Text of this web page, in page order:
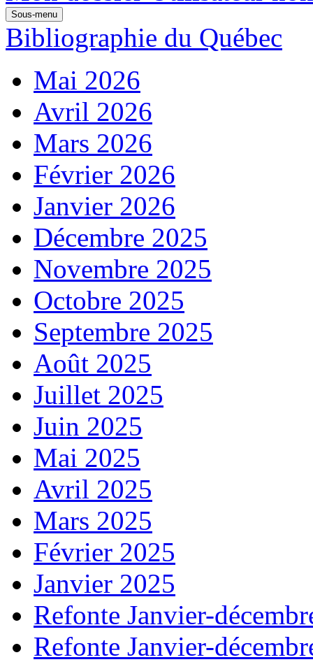
Sous-menu
Bibliographie du Québec
Mai 2026
Avril 2026
Mars 2026
Février 2026
Janvier 2026
Décembre 2025
Novembre 2025
Octobre 2025
Septembre 2025
Août 2025
Juillet 2025
Juin 2025
Mai 2025
Avril 2025
Mars 2025
Février 2025
Janvier 2025
Refonte Janvier-
Refonte Janvier-